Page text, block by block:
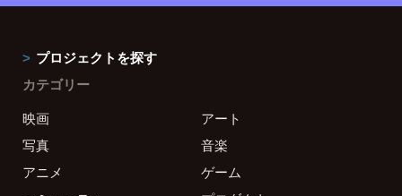
プロジェクトを探す
カテゴリー
映画
アート
写真
音楽
アニメ
ゲーム